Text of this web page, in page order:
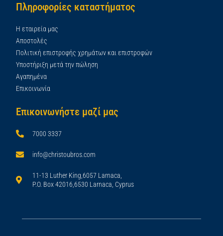
Πληροφορίες καταστήματος
Η εταιρεία μας
Αποστολές
Πολιτική επιστροφής χρημάτων και επιστροφών
Υποστήριξη μετά την πώληση
Αγαπημένα
Επικοινωνία
Επικοινωνήστε μαζί μας
7000 3337
info@christoubros.com
11-13 Luther King,6057 Larnaca,
P.O. Box 42016,6530 Larnaca, Cyprus